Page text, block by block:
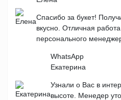
Спасибо за букет!
вкусно. Отличная
персонального
WhatsApp
Екатерина
Узнали о Вас в
высоте. Менедер